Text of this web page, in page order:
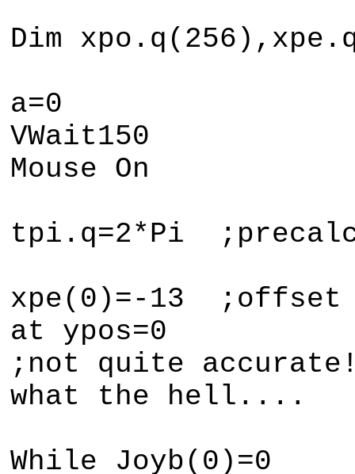
Dim
a=0
VWait150
Mouse On
tpi.q=2*Pi
xpe(0)=-13 ;offset
at ypos=0
;not quite
what the hell....
While Joyb(0)=0